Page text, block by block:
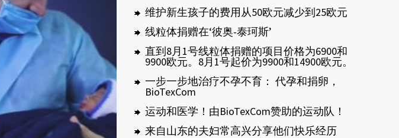
维护新生孩子的费用从50欧元减少到25欧元
线粒体捐赠在‘彼奥-泰珂斯’
直到8月1号线粒体捐赠的项目价格为6900和
9900欧元。8月1号起价为9900和14900欧元。
一步一步地治疗不孕不育： 代孕和捐卵，
BioTexCom
运动和医学！由BioTexCom赞助的运动队！
来自山东的夫妇常高兴分享他们快乐经历